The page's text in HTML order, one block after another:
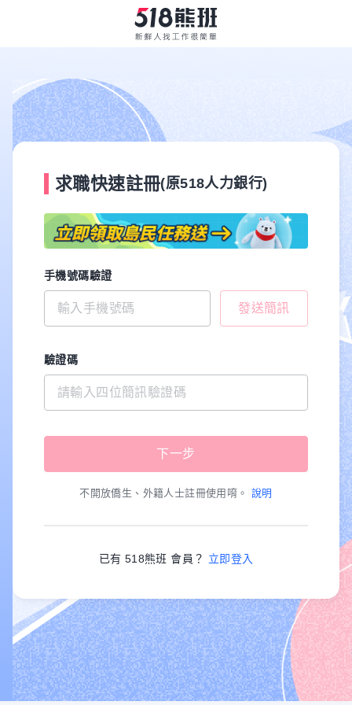
求職快速註冊(原518人力銀行)
手機號碼驗證
發送簡訊
驗證碼
不開放僑生、外籍人士註冊使用唷。 說明
已有 518熊班 會員？ 立即登入